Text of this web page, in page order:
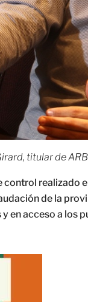
titular de
realizado
de la
en acceso a los